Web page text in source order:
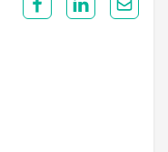
Share on Facebook
Share onShare